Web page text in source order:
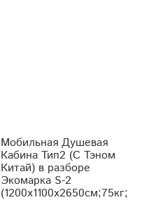
Мобильная Душевая
Кабина Тип2 (С Тэном
Китай) в разборе
Экомарка S-2
(1200x1100x2650см;75кг;